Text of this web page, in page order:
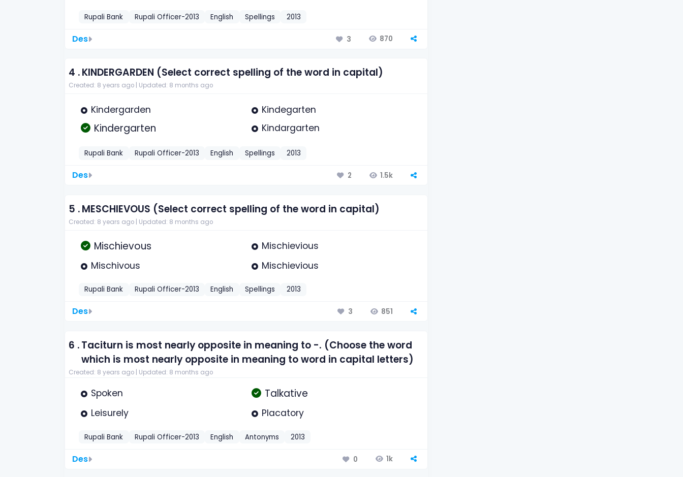
Rupali Bank Rupali Officer-2013 English Spellings 2013
Des 3 870
4 .KINDERGARDEN (Select correct spelling of the word in capital)
Created: 8 years ago | Updated: 8 months ago
Kindergarden Kindegarten
Kindergarten Kindargarten
Rupali Bank Rupali Officer-2013 English Spellings 2013
Des 2 1.5k
5 .MESCHIEVOUS (Select correct spelling of the word in capital)
Created: 8 years ago | Updated: 8 months ago
Mischievous
Mischievious
Mischivous
Mischievious
Rupali Bank Rupali Officer-2013 English Spellings 2013
Des 3 851
6 .Taciturn is most nearly opposite in meaning to -. (Choose the word
which is most nearly opposite in meaning to word in capital letters)
Created: 8 years ago | Updated: 8 months ago
Spoken Talkative
Leisurely Placatory
Rupali Bank Rupali Officer-2013 English Antonyms 2013
Des 0 1k